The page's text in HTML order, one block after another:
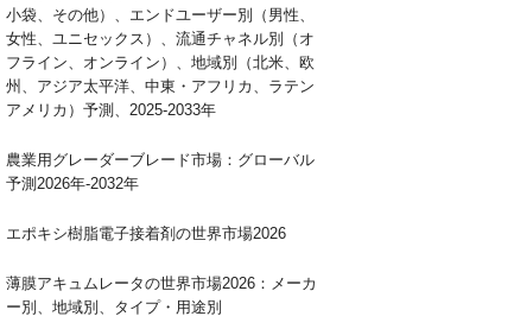
小袋、その他）、エンドユーザー別（男性、
女性、ユニセックス）、流通チャネル別（オ
フライン、オンライン）、地域別（北米、欧
州、アジア太平洋、中東・アフリカ、ラテン
アメリカ）予測、2025-2033年
農業用グレーダーブレード市場：グローバル
予測2026年-2032年
エポキシ樹脂電子接着剤の世界市場2026
薄膜アキュムレータの世界市場2026：メーカ
ー別、地域別、タイプ・用途別